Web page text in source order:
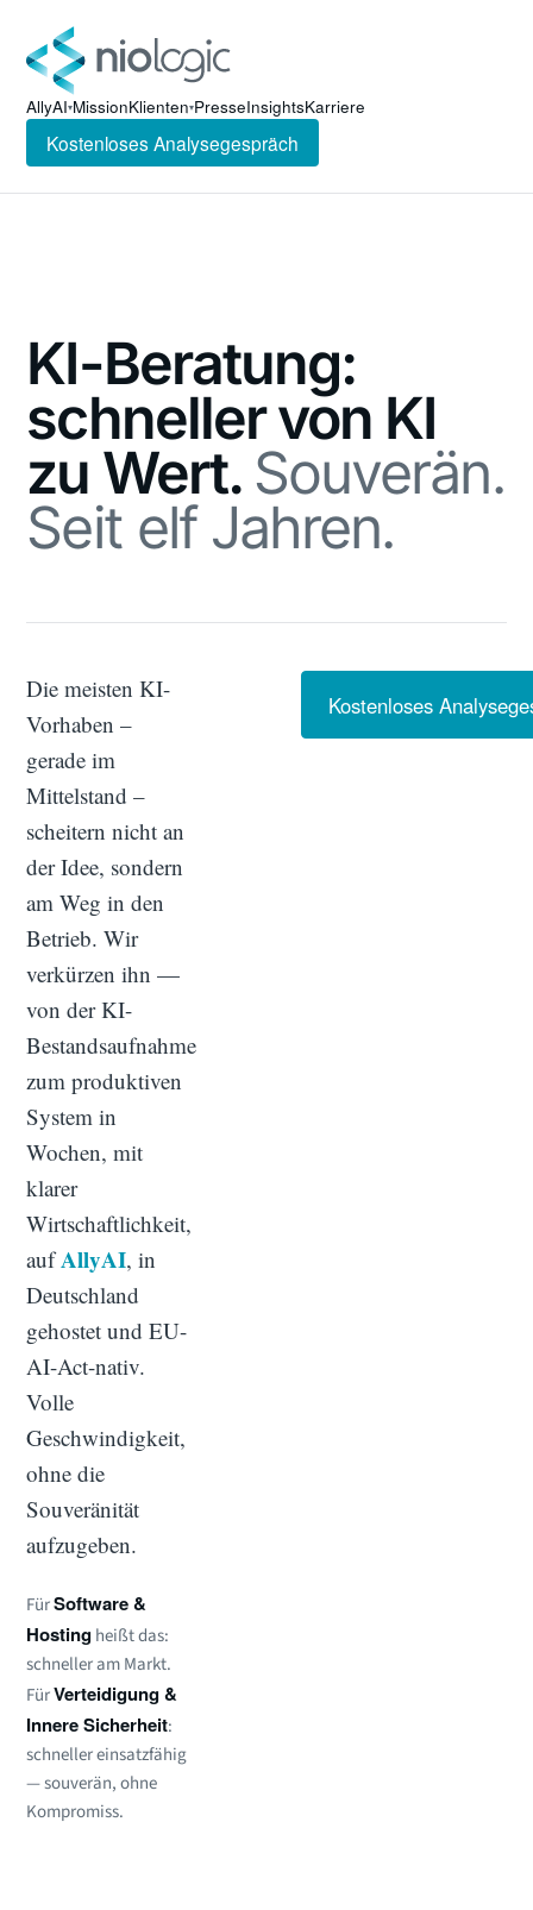
AllyAI▾MissionKlienten▾PresseInsightsKarriere
Kostenloses Analysegespräch
KI-Beratung:
schneller von KI
zu Wert. Souverän.
Seit elf Jahren.
Die meisten KI-
Vorhaben –
gerade im
Mittelstand –
scheitern nicht an
der Idee, sondern
am Weg in den
Betrieb. Wir
verkürzen ihn —
von der KI-
Bestandsaufnahme
zum produktiven
System in
Wochen, mit
klarer
Wirtschaftlichkeit,
aufAllyAI, in
Deutschland
gehostet und EU-
AI-Act-nativ.
Volle
Geschwindigkeit,
ohne die
Souveränität
aufzugeben.
FürSoftware &
Hostingheißt das:
schneller am Markt.
FürVerteidigung &
Innere Sicherheit:
schneller einsatzfähig
— souverän, ohne
Kompromiss.
Kostenloses